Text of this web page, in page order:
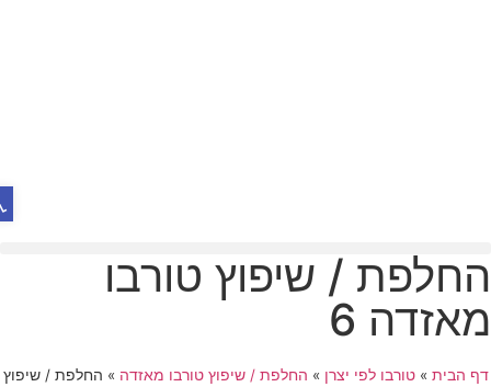
/ שיפוץ טורבו
6
הבית»טורבו לפי יצרן»החלפת / שיפוץ טורבו מאזדה»החלפת / שיפוץ